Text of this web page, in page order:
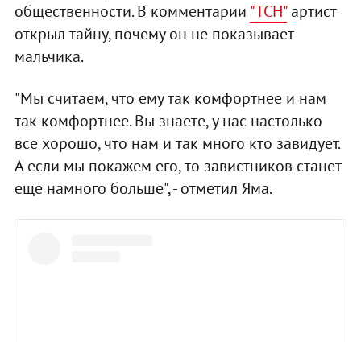
общественности. В комментарии "ТСН"артист
открыл тайну, почему он не показывает
мальчика.
"Мы считаем, что ему так комфортнее и нам
так комфортнее. Вы знаете, у нас настолько
все хорошо, что нам и так много кто завидует.
А если мы покажем его, то завистников станет
еще намного больше", - отметил Яма.